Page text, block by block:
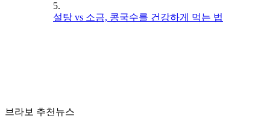
5.
설탕 vs 소금, 콩국수를 건강하게 먹는 법
브라보 추천뉴스